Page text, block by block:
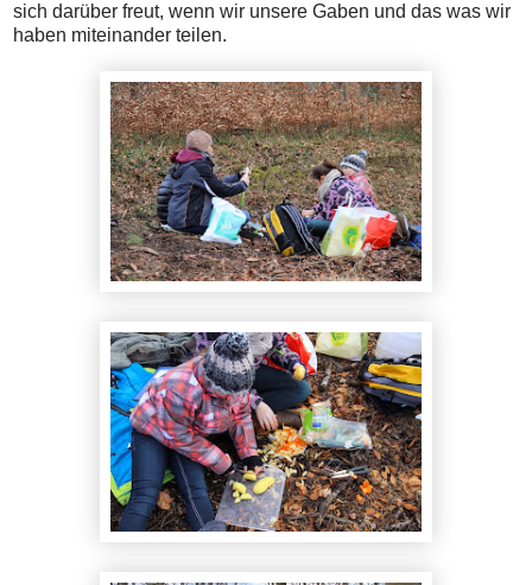
sich darüber freut, wenn wir unsere Gaben und das was wir
haben miteinander teilen.